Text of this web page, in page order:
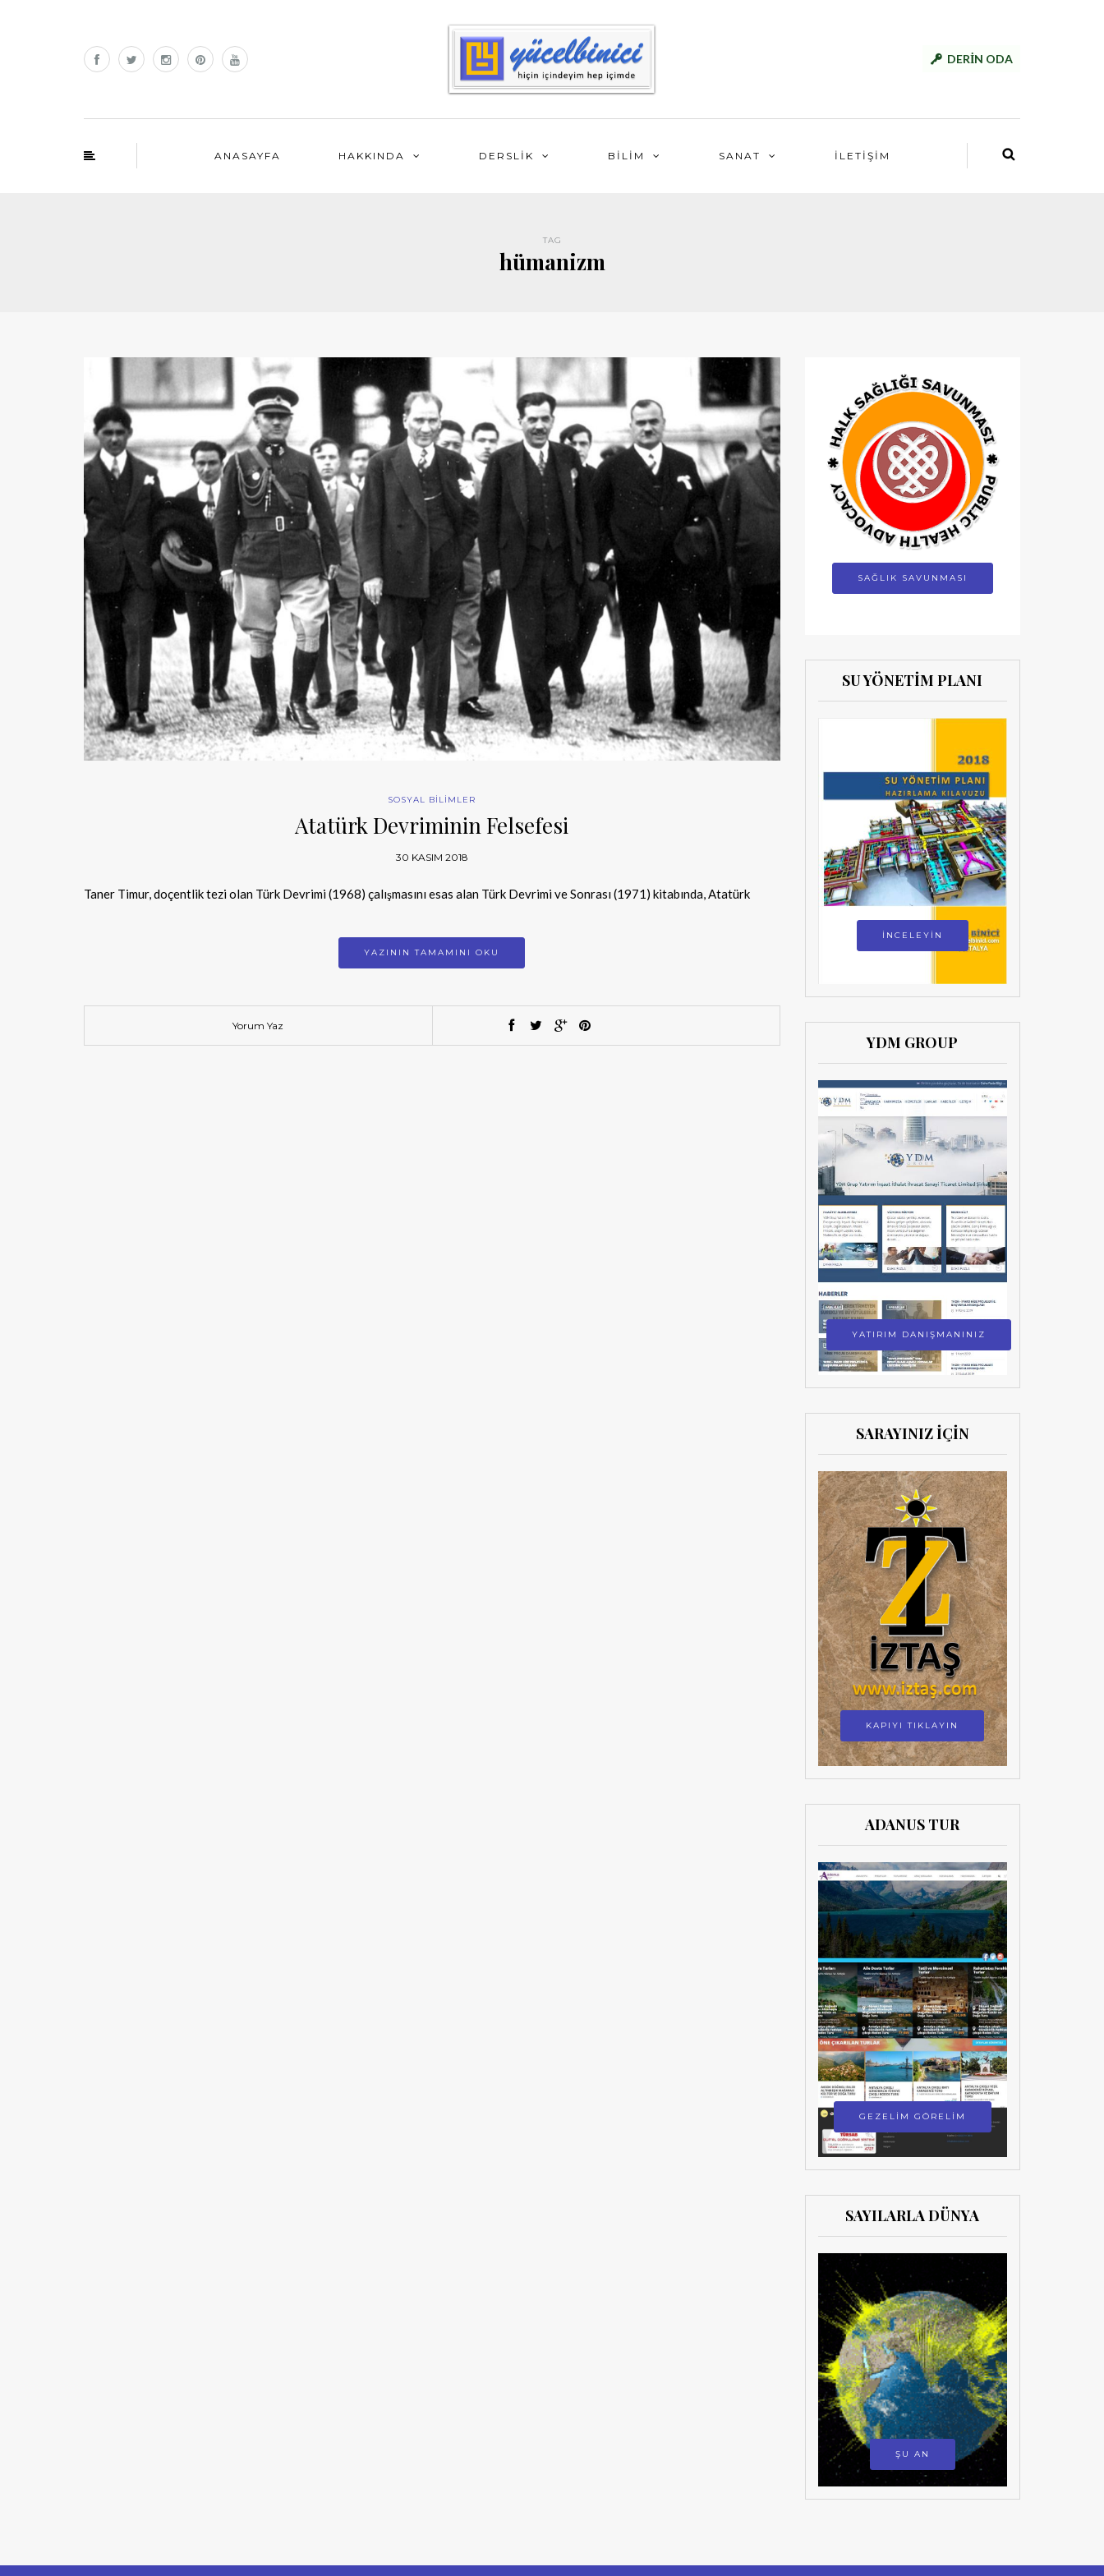
DERİN ODA
ANASAYFA HAKKINDA DERSLİK BİLİM SANAT İLETİŞİM
TAG
hümanizm
SOSYAL BİLİMLER
Atatürk Devriminin Felsefesi
30 KASIM 2018
Taner Timur, doçentlik tezi olan Türk Devrimi (1968) çalışmasını esas alan Türk Devrimi ve Sonrası (1971) kitabında, Atatürk
YAZININ TAMAMINI OKU
Yorum Yaz
SAĞLIK SAVUNMASI
SU YÖNETİM PLANI
İNCELEYİN
YDM GROUP
YATIRIM DANIŞMANINIZ
SARAYINIZ İÇİN
KAPIYI TIKLAYIN
ADANUS TUR
GEZELİM GÖRELİM
SAYILARLA DÜNYA
ŞU AN